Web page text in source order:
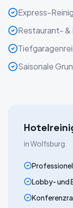
Express-
Restaurant- &
Saisonale
inWolfsburg
Lobby- und